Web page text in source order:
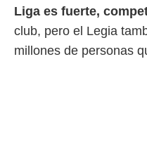
Liga es fuerte,
club, pero el Legia
millones de personas